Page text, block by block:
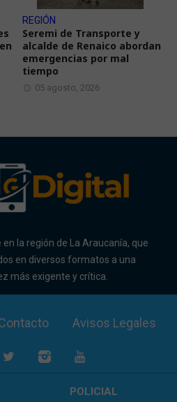
REGIÓN
Seremi de Transporte y
alcalde de Renaico abordan
emergencias por mal
tiempo
05 agosto, 2026
la región de La Araucanía, que
en diversos formatos a una
más exigente y crítica.
Avisos Legales
POLICIAL